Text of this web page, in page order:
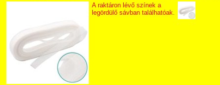
A raktáron lévő színek a
legördülő sávban találhatóak.